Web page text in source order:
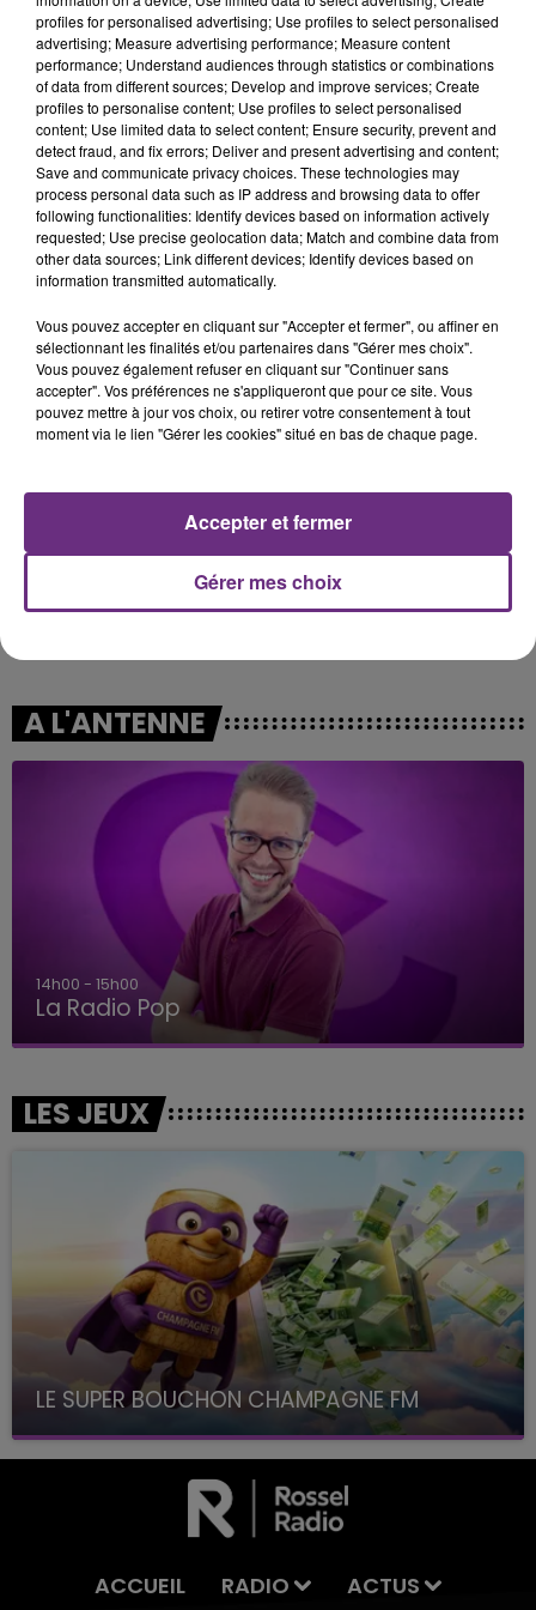
5h28
5h28
Empire State Of Mind
5h24
5h24
Nightshift Superstar
5h21
5h21 5h18
5h18
A L'ANTENNE
14h00 - 15h00
La Radio Pop
LES JEUX
LE SUPER BOUCHON CHAMPAGNE FM
avec La Famille Champagne FM, à 8H10
ACCUEIL RADIO ACTUS
profiles for personalised advertising; Use profiles to select personalised
advertising; Measure advertising performance; Measure content
performance; Understand audiences through statistics or combinations
of data from different sources; Develop and improve services; Create
profiles to personalise content; Use profiles to select personalised
content; Use limited data to select content; Ensure security, prevent and
detect fraud, and fix errors; Deliver and present advertising and content;
Save and communicate privacy choices. These technologies may
process personal data such as IP address and browsing data to offer
following functionalities: Identify devices based on information actively
requested; Use precise geolocation data; Match and combine data from
other data sources; Link different devices; Identify devices based on
information transmitted automatically.
Vous pouvez accepter en cliquant sur "Accepter et fermer", ou affiner en
sélectionnant les finalités et/ou partenaires dans "Gérer mes choix".
Vous pouvez également refuser en cliquant sur "Continuer sans
accepter". Vos préférences ne s'appliqueront que pour ce site. Vous
pouvez mettre à jour vos choix, ou retirer votre consentement à tout
moment via le lien "Gérer les cookies" situé en bas de chaque page.
Gérer mes choix
Accepter et fermer